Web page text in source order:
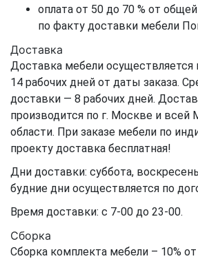
оплата от 50 до 70 % от
по факту доставки мебели
Доставка
Доставка мебели осуществляется
14 рабочих дней от даты заказа.
доставки — 8 рабочих дней.
производится по г. Москве и всей
области. При заказе мебели по
проекту доставка бесплатная!
Дни доставки: суббота,
будние дни осуществляется по
Время доставки: с 7-00 до 23-00.
Сборка
Сборка комплекта мебели – 10%